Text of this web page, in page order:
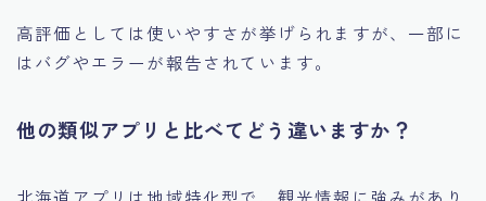
高評価としては使いやすさが挙げられますが、一部に
はバグやエラーが報告されています。
他の類似アプリと比べてどう違いますか？